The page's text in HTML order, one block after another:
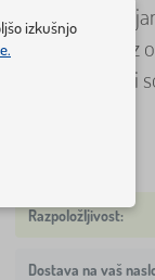
Lesena
dele, vključno
Posamezni deli
Dostava na vaš
izkušnjo